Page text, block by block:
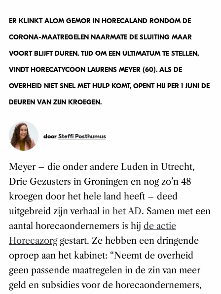
ER KLINKT ALOM GEMOR IN HORECALAND RONDOM DE
CORONA-MAATREGELEN NAARMATE DE SLUITING MAAR
VOORT BLIJFT DUREN. TIJD OM EEN ULTIMATUM TE STELLEN,
VINDT HORECATYCOON LAURENS MEYER (60). ALS DE
OVERHEID NIET SNEL MET HULP KOMT, OPENT HIJ PER 1 JUNI DE
DEUREN VAN ZIJN KROEGEN.
door Steffi Posthumus
Meyer – die onder andere Luden in Utrecht,
Drie Gezusters in Groningen en nog zo’n 48
kroegen door het hele land heeft – deed
uitgebreid zijn verhaal in het AD. Samen met een
aantal horecaondernemers is hij de actie
Horecazorggestart. Ze hebben een dringende
oproep aan het kabinet: “Neemt de overheid
geen passende maatregelen in de zin van meer
geld en subsidies voor de horecaondernemers,